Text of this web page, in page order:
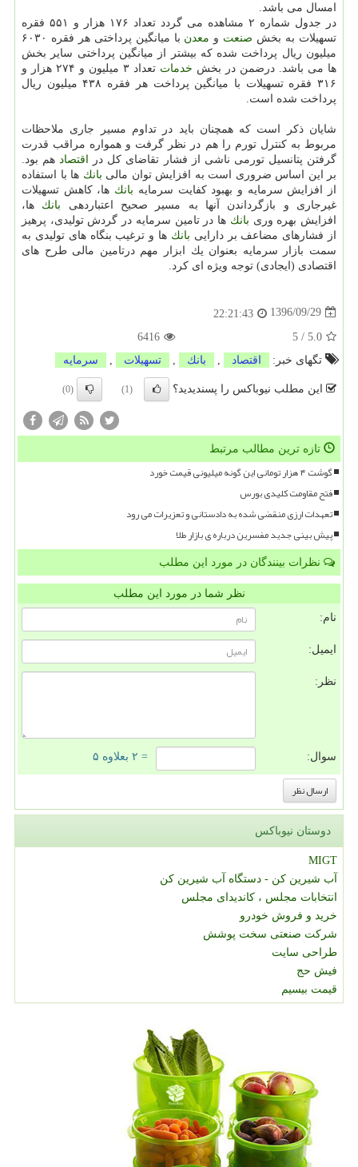
امسال می باشد.
در جدول شماره ۲ مشاهده می گردد تعداد ۱۷۶ هزار و ۵۵۱ فقره
تسهیلات به بخش صنعت و معدن
با میانگین پرداختی هر فقره ۶۰۳۰
میلیون ریال پرداخت شده كه بیشتر از میانگین پرداختی سایر بخش
ها می باشد. درضمن در بخش خدمات
تعداد ۳ میلیون و ۲۷۴ هزار و
۳۱۶ فقره تسهیلات با میانگین پرداخت هر فقره ۴۳۸ میلیون ریال
پرداخت شده است.
شایان ذكر است كه همچنان باید در تداوم مسیر جاری ملاحظات
مربوط به كنترل تورم را هم در نظر گرفت و همواره مراقب قدرت
گرفتن پتانسیل تورمی ناشی از فشار تقاضای كل در
اقتصادهم بود.
بر این اساس ضروری است به افزایش توان مالی بانك ها با استفاده
از افزایش سرمایه و بهبود كفایت سرمایه بانك ها، كاهش تسهیلات
غیرجاری و بازگرداندن آنها به مسیر صحیح اعتباردهی بانك ها،
افزایش بهره وری بانك ها در تامین سرمایه در گردش تولیدی، پرهیز
از فشارهای مضاعف بر دارایی بانك ها و ترغیب بنگاه های تولیدی به
سمت بازار سرمایه بعنوان یك ابزار مهم درتامین مالی طرح های
اقتصادی (ایجادی) توجه ویژه ای كرد.
1396/09/29
22:21:43
5.0
/
5
6416
تگهای خبر:
اقتصاد بانك تسهیلات سرمایه
این مطلب نیوباکس را پسندیدید؟ (1)
(0)
تازه ترین مطالب مرتبط
گوشت ۴ هزار تومانی این گونه میلیونی قیمت خورد
فتح مقاومت کلیدی بورس
تعهدات ارزی منقضی شده به دادستانی و تعزیرات می رود
پیش بینی جدید مفسرین درباره ی بازار طلا
نظرات بینندگان در مورد این مطلب
نظر شما در مورد این مطلب
نام:
ایمیل:
نظر:
سوال: = ۲ بعلاوه ۵
دوستان نیوباکس
MIGT
آب شیرین کن - دستگاه آب شیرین کن
انتخابات مجلس ، کاندیدای مجلس
خرید و فروش خودرو
شرکت صنعتی سخت پوشش
طراحی سایت
فیش حج
قیمت بیسیم